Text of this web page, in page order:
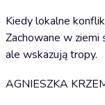
Kiedy lokalne
Zachowane w ziemi
ale wskazują tropy.
AGNIESZKA